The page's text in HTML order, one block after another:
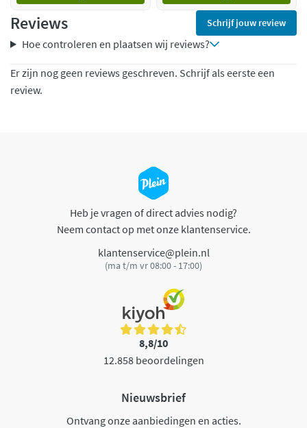
Reviews Schrijf jouw review
Hoe controleren en plaatsen wij reviews?
Er zijn nog geen reviews geschreven. Schrijf als eerste een
review.
Heb je vragen of direct advies nodig?
Neem contact op met onze klantenservice.
klantenservice@plein.nl
(ma t/m vr 08:00 - 17:00)
8,8/10
12.858 beoordelingen
Nieuwsbrief
Ontvang onze aanbiedingen en acties.